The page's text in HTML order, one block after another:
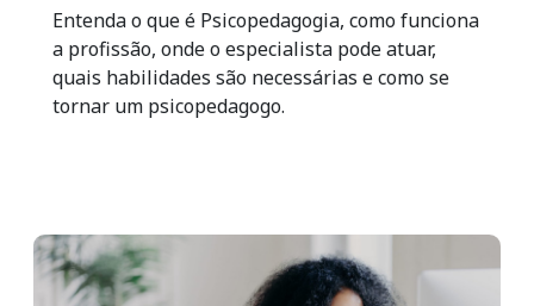
Entenda o que é Psicopedagogia, como funciona
a profissão, onde o especialista pode atuar,
quais habilidades são necessárias e como se
tornar um psicopedagogo.